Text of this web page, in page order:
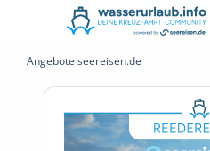
Angebote seereisen.de